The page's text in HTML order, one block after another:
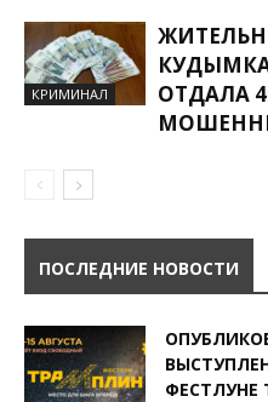
КРИМИНАЛ
ОТДАЛА
ПОСЛЕДНИЕ НОВОСТИ